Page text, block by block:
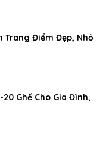
Trang Điểm Đẹp, Nhỏ
Ghế Cho Gia Đình,